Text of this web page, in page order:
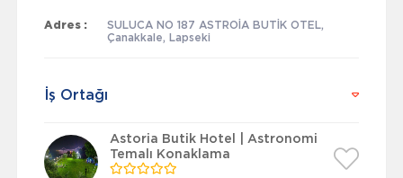
Adres :
SULUCA NO 187 ASTROİA BUTİK OTEL,
Çanakkale, Lapseki
İş Ortağı
Astoria Butik Hotel | Astronomi
Temalı Konaklama